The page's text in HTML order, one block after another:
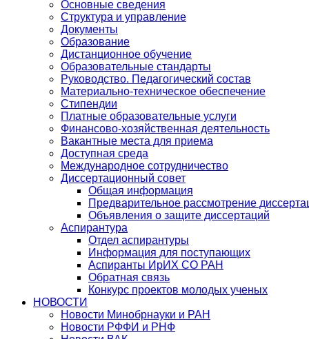
Основные сведения
Структура и управление
Документы
Образование
Дистанционное обучение
Образовательные стандарты
Руководство. Педагогический состав
Материально-техническое обеспечение
Стипендии
Платные образовательные услуги
Финансово-хозяйственная деятельность
Вакантные места для приема
Доступная среда
Международное сотрудничество
Диссертационный совет
Общая информация
Предварительное рассмотрение
Объявления о защите диссертаций
Аспирантура
Отдел аспирантуры
Информация для поступающих
Аспиранты ИрИХ СО РАН
Обратная связь
Конкурс проектов молодых ученых
НОВОСТИ
Новости Минобрнауки и РАН
Новости РФФИ и РНФ